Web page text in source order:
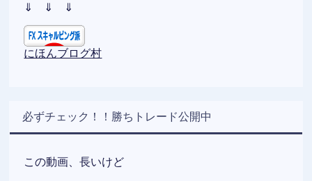
⇓ ⇓ ⇓
にほんブログ村
必ずチェック！！勝ちトレード公開中
この動画、長いけど